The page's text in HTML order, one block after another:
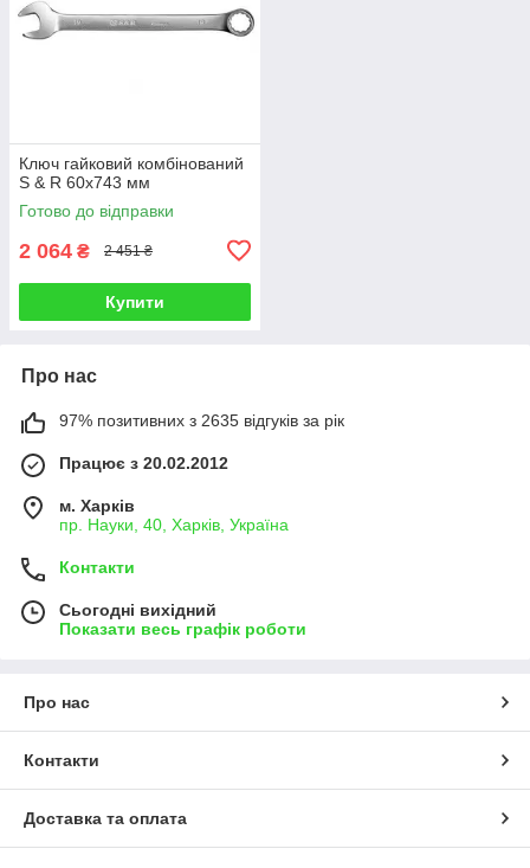
Ключ гайковий комбінований
S & R 60х743 мм
Готово до відправки
2 064 ₴ 2 451 ₴
Купити
Про нас
97% позитивних з 2635 відгуків за рік
Працює з 20.02.2012
м. Харків
пр. Науки, 40, Харків, Україна
Контакти
Сьогодні вихідний
Показати весь графік роботи
Про нас
Контакти
Доставка та оплата